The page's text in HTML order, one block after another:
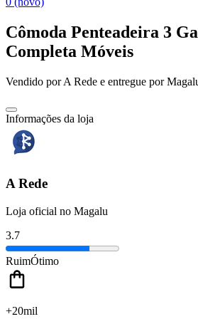
Cômoda Penteadeira 3
Completa Móveis
Vendido porA Rede e entregue por
Informações da loja
A Rede
Loja oficial no Magalu
3.7
RuimÓtimo
+20mil